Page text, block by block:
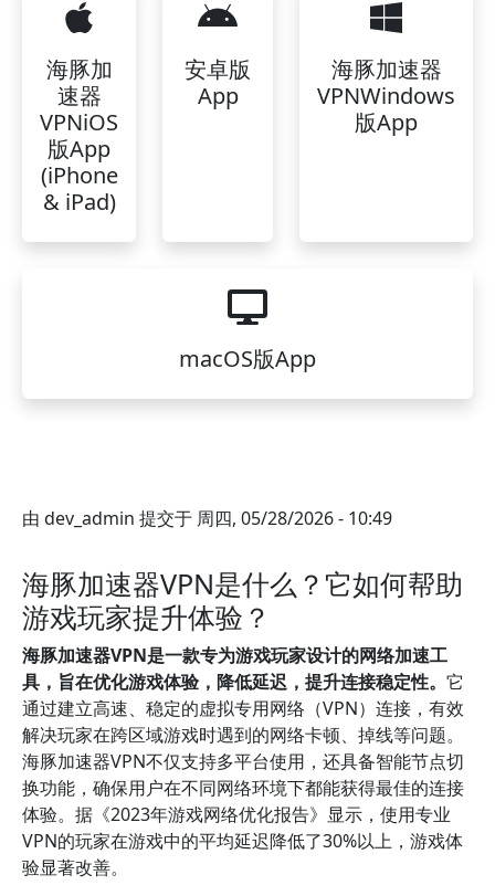
海豚加
速器
VPNiOS
版App
(iPhone
& iPad)
安卓版
App
海豚加速器
VPNWindows
版App
macOS版App
由 dev_admin 提交于 周四, 05/28/2026 - 10:49
海豚加速器VPN是什么？它如何帮助
游戏玩家提升体验？
海豚加速器VPN是一款专为游戏玩家设计的网络加速工
具，旨在优化游戏体验，降低延迟，提升连接稳定性。 它
通过建立高速、稳定的虚拟专用网络（VPN）连接，有效
解决玩家在跨区域游戏时遇到的网络卡顿、掉线等问题。
海豚加速器VPN不仅支持多平台使用，还具备智能节点切
换功能，确保用户在不同网络环境下都能获得最佳的连接
体验。据《2023年游戏网络优化报告》显示，使用专业
VPN的玩家在游戏中的平均延迟降低了30%以上，游戏体
验显著改善。